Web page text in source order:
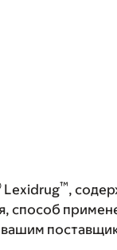
Lexidrug™,
способ